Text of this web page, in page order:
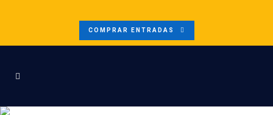
COMPRAR ENTRADAS